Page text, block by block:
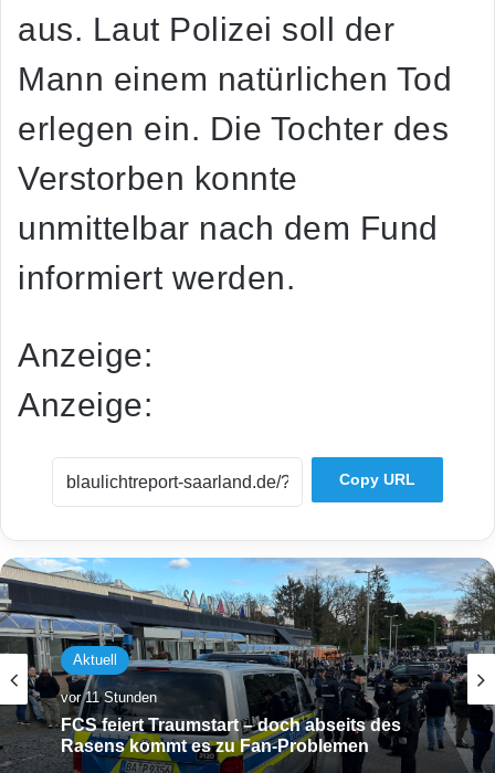
aus. Laut Polizei soll der
Mann einem natürlichen Tod
erlegen ein. Die Tochter des
Verstorben konnte
unmittelbar nach dem Fund
informiert werden.
Anzeige:
Anzeige:
Copy URL
Aktuell
vor 11 Stunden
FCS feiert Traumstart – doch abseits des
Rasens kommt es zu Fan-Problemen